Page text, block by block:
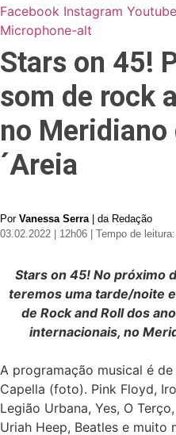
Facebook Instagram Youtube
Microphone-alt
Stars on 45!
som de rock
no Meridiano
´Areia
Por Vanessa Serra| da Redação
03.02.2022 | 12h06
| Tempo de
Stars on 45! No próximo
teremos uma tarde/noite
de Rock and Roll dos
internacionais, no
A programação musical é
Capella (foto). Pink Floyd,
Legião Urbana, Yes, O
Uriah Heep, Beatles e muito